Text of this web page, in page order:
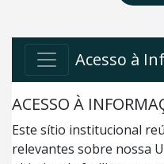
Acesso à
ACESSO À
Este sítio institucional
relevantes sobre nossa